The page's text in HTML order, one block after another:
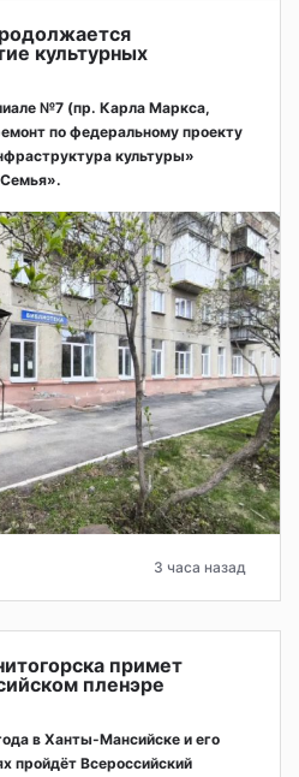
культурных
№7 (пр. Карла Маркса,
по федеральному проекту
культуры»
3 часа назад
примет
пленэре
в Ханты-Мансийске и его
пройдёт Всероссийский